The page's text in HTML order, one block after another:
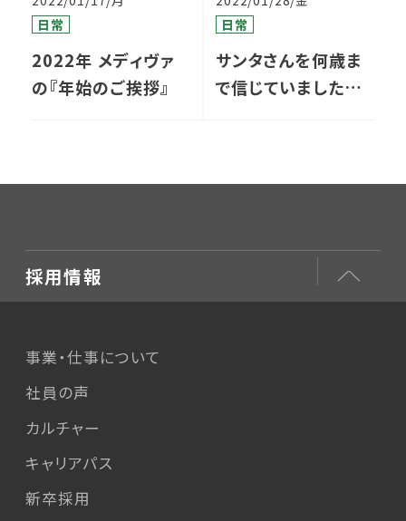
日常
2022年 メディヴァ
の『年始のご挨拶』
日常
サンタさんを何歳ま
で信じていましたか？
採用情報
事業・仕事について
社員の声
カルチャー
キャリアパス
新卒採用